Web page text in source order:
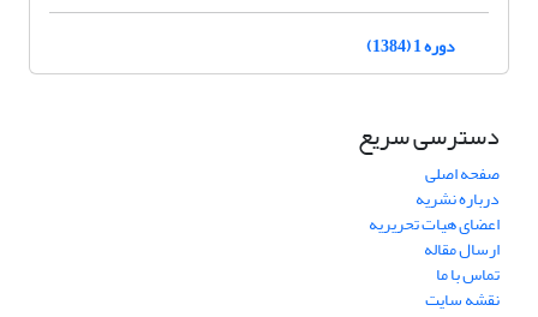
دوره 1 (1384)
دسترسی سریع
صفحه اصلی
درباره نشریه
اعضای هیات تحریریه
ارسال مقاله
تماس با ما
نقشه سایت